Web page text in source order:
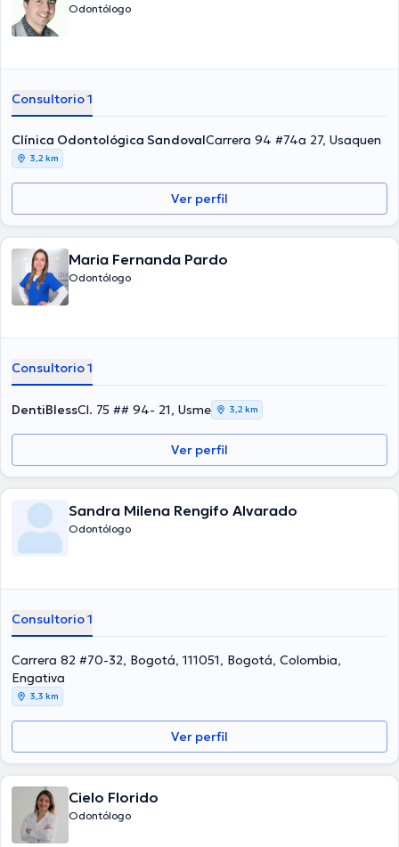
Odontólogo
Consultorio 1
Clínica Odontológica SandovalCarrera 94 #74a 27, Usaquen
3,2 km
Ver perfil
Maria Fernanda Pardo
Odontólogo
Consultorio 1
DentiBlessCl. 75 ## 94- 21, Usme 3,2 km
Ver perfil
Sandra Milena Rengifo Alvarado
Odontólogo
Consultorio 1
Carrera 82 #70-32, Bogotá, 111051, Bogotá, Colombia,
Engativa
3,3 km
Ver perfil
Cielo Florido
Odontólogo